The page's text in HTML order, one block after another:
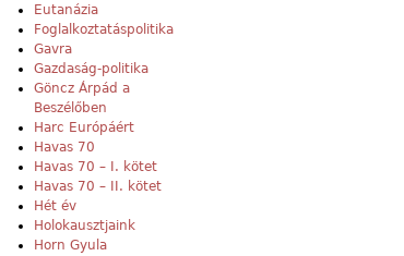
Eutanázia
Foglalkoztatáspolitika
Gavra
Gazdaság-politika
Göncz Árpád a
Beszélőben
Harc Európáért
Havas 70
Havas 70 – I. kötet
Havas 70 – II. kötet
Hét év
Holokausztjaink
Horn Gyula